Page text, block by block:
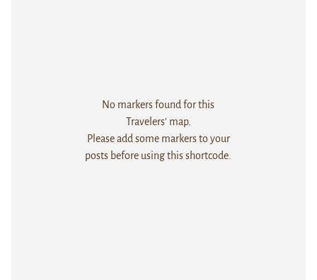
No markers found for this
Travelers' map.
Please add some markers to your
posts before using this shortcode.